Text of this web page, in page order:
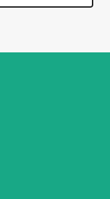
€ 600,00.€ 300,00.